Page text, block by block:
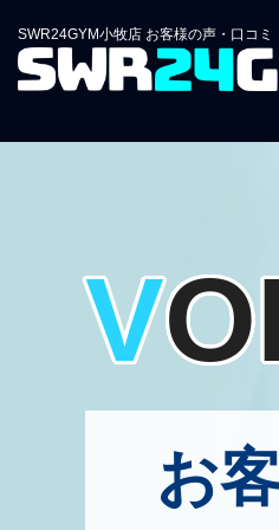
SWR24GYM小牧店 お客様の声・口コ
お